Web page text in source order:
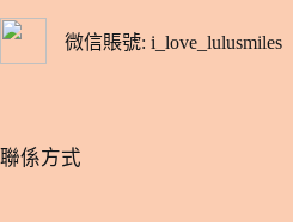
微信賬號: i_love_lulusmiles
​聯係方式